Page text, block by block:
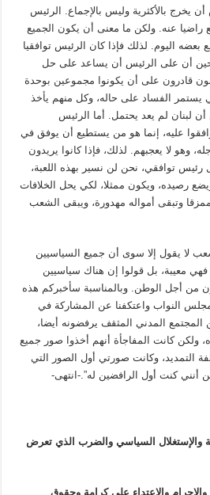
بالأكثرية وليس بالإجماع. الرئيس
راضيا عنه. ولكن ما معنى أن يكون الجميع
بعضه اليوم. لذلك فإذا كان الرئيس توافقيا
أن على الرئيس أن يساعد على حل
قادرون على أن يكونوا مجموعين بوحدة
يستمر الفساد على حاله، وكل منهم يأخذ
لبنان لم يعد يحتمل. أما الرئيس
عليه، إنما هو من يستطيع أن يوفق في
وهو لا يعجبهم. لذلك، فإذا كانوا يريدون
توافقي، نحن لن نسير بهذه اللعبة،
ويضع رصيده، ويكون ممثلا، لكي يحل الخلافات
وتبقى أمواله مهدورة، ويبقى الشعب
لا يقول إلا سوى أن جميع السياسيين
فهي معيبة، بل قولوا إن هناك سياسيين
من أجل الوطن. وبالمناسبة سأخبركم هذه
النواب واعتكفنا عن المشاركة في
المدني المثقف يرفضونه أيضا،
ولكن كانت المفاجأة أنهم أخذوا صور جميع
التمديد، وكانت صورتي أول الصور التي
أنني كنت أول الرافضين له”.-انتهى-
والإستغلال السياسي والضرب الذي تعرض
والإعتداء على كرامة وحقوق